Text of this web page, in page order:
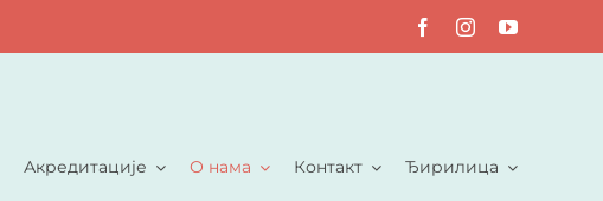
Акредитације О нама Контакт Ђирилица